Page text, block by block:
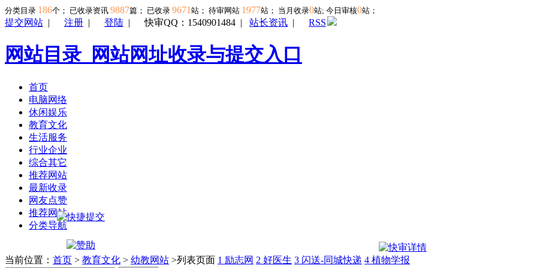
分类目录 186个； 已收录资讯 9887篇； 已收录 9671 站； 待审网站 1977站； 当月收录0站; 今日审核0站；
提交网站 | 注册 | 登陆 |快审QQ：1540901484 | 站长资讯 | RSS
网站目录_网站网址收录与提交入口
首页
电脑网络
休闲娱乐
教育文化
生活服务
行业企业
综合其它
推荐网站
最新收录
网友点赞
推荐网站
分类导航
当前位置： 首页 > 教育文化 > 幼教网站 >列表页面 1 励志网 2 好医生 3 闪送-同城快递 4 植物学报